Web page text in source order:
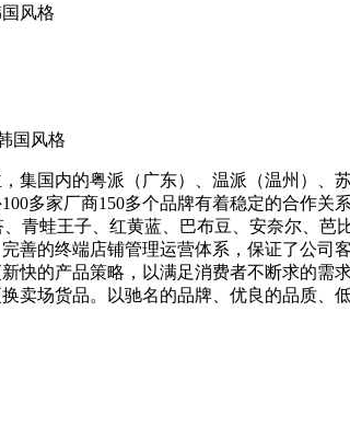
风格
国风格
集国内的粤派（广东）、温派（温州）
多家厂商150多个品牌有着稳定的合作
青蛙王子、红黄蓝、巴布豆、安奈尔、
善的终端店铺管理运营体系，保证了公司
的产品策略，以满足消费者不断求的需
卖场货品。以驰名的品牌、优良的品质、